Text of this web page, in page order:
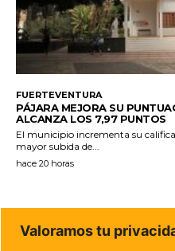
FUERTEVENTURA
PÁJARA MEJORA SU
ALCANZA LOS 7,97 PUNTOS
El municipio incrementa su
mayor subida de...
hace 20 horas